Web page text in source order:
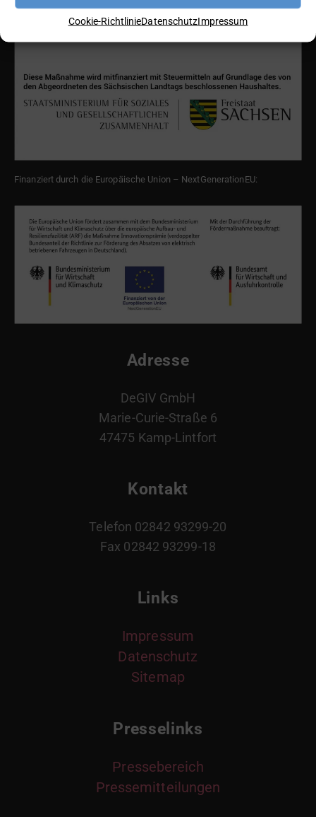
Cookie-RichtlinieDatenschutzImpressum
Gefördert durch den Freistaat Sachsen:
Finanziert durch die Europäische Union – NextGenerationEU:
Adresse
DeGIV GmbH
Marie-Curie-Straße 6
47475 Kamp-Lintfort
Kontakt
Telefon 02842 93299-20
Fax 02842 93299-18
Links
Impressum
Datenschutz
Sitemap
Presselinks
Pressebereich
Pressemitteilungen